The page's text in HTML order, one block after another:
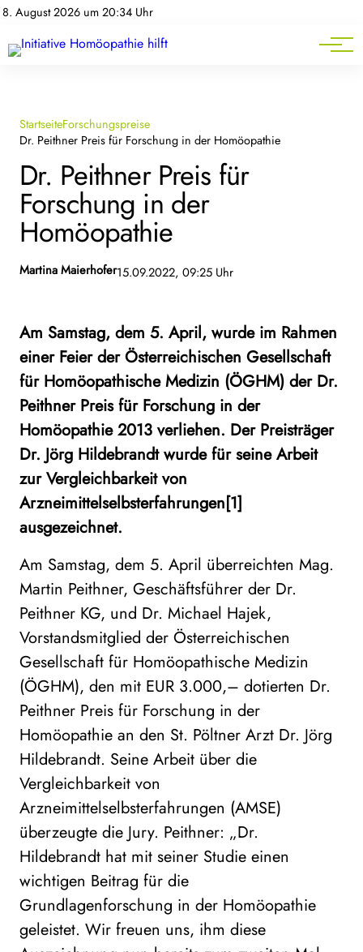
8. August 2026 um 20:34 Uhr
Homöopathie-News
Service
StartseiteForschungspreise
Dr. Peithner Preis für Forschung in der Homöopathie
Dr. Peithner Preis für
Forschung in der
Homöopathie
Martina Maierhofer15.09.2022, 09:25 Uhr
Am Samstag, dem 5. April, wurde im Rahmen
einer Feier der Österreichischen Gesellschaft
für Homöopathische Medizin (ÖGHM) der Dr.
Peithner Preis für Forschung in der
Homöopathie 2013 verliehen. Der Preisträger
Dr. Jörg Hildebrandt wurde für seine Arbeit
zur Vergleichbarkeit von
Arzneimittelselbsterfahrungen[1]
ausgezeichnet.
Am Samstag, dem 5. April überreichten Mag.
Martin Peithner, Geschäftsführer der Dr.
Peithner KG, und Dr. Michael Hajek,
Vorstandsmitglied der Österreichischen
Gesellschaft für Homöopathische Medizin
(ÖGHM), den mit EUR 3.000,– dotierten Dr.
Peithner Preis für Forschung in der
Homöopathie an den St. Pöltner Arzt Dr. Jörg
Hildebrandt. Seine Arbeit über die
Vergleichbarkeit von
Arzneimittelselbsterfahrungen (AMSE)
überzeugte die Jury. Peithner: „Dr.
Hildebrandt hat mit seiner Studie einen
wichtigen Beitrag für die
Grundlagenforschung in der Homöopathie
geleistet. Wir freuen uns, ihm diese